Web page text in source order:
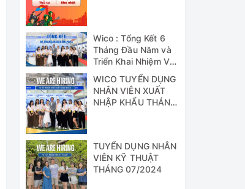
(𝟭/𝟱)
Wico : Tổng Kết 6
Tháng Đầu Năm và
Triển Khai Nhiệm Vụ
Công Tác 6 Tháng
Cuối Năm 2024
WICO TUYỂN DỤNG
NHÂN VIÊN XUẤT
NHẬP KHẨU THÁNG
TUYỂN DỤNG NHÂN
VIÊN KỸ THUẬT
THÁNG 07/2024